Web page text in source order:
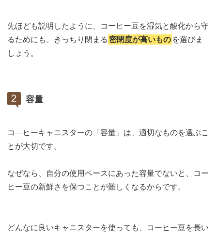
先ほども説明したように、コーヒー豆を湿気と酸化から守
るためにも、きっちり閉まる 密閉度が高いもの を選びま
しょう。
容量
コ―ヒーキャニスターの「容量」は、適切なものを選ぶこ
とが大切です。
なぜなら、自分の使用ペースにあった容量でないと、コー
ヒー豆の新鮮さを保つことが難しくなるからです。
どんなに良いキャニスターを使っても、コーヒー豆を長い